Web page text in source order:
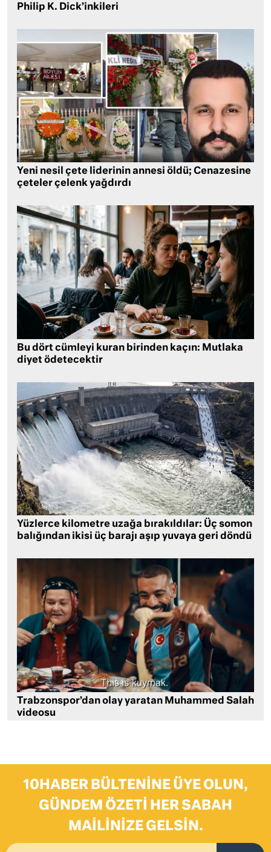
Philip K. Dick’inkileri
Yeni nesil çete liderinin annesi öldü; Cenazesine
çeteler çelenk yağdırdı
Bu dört cümleyi kuran birinden kaçın: Mutlaka
diyet ödetecektir
Yüzlerce kilometre uzağa bırakıldılar: Üç somon
balığından ikisi üç barajı aşıp yuvaya geri döndü
Trabzonspor’dan olay yaratan Muhammed Salah
videosu
10HABER BÜLTENINE ÜYE OLUN,
GÜNDEM ÖZETI HER SABAH
MAILINIZE GELSIN.